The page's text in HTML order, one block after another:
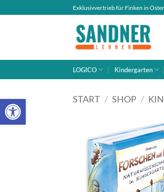
Open toolbar
Inhalt
Exklusivvertrieb für Finken in
LOGICO Kindergarten
START / SHOP /